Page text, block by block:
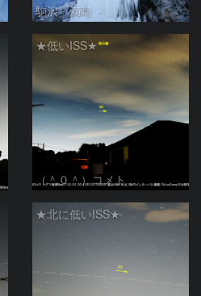
駒沢 満晴
★低いISS★
（＾０＾）コメト
★北に低いISS★